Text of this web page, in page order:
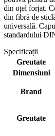
din oțel forjat.
din fibră de
universală.
standardului
Specificații
Greutate
Dimensiuni
Brand
Greutate